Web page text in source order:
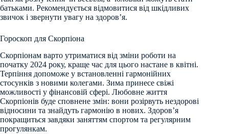
батьками. Рекомендується відмовитися від шкідливих
звичок і звернути увагу на здоров’я.
Гороскоп для Скорпіона
Скорпіонам варто утриматися від зміни роботи на
початку 2024 року, краще час для цього настане в квітні.
Терпіння допоможе у встановленні гармонійних
стосунків з новими колегами. Зима принесе свіжі
можливості у фінансовій сфері. Любовне життя
Скорпіонів буде сповнене змін: вони розірвуть нездорові
відносини та знайдуть гармонію в нових. Здоров’я
покращиться завдяки заняттям спортом та регулярним
прогулянкам.